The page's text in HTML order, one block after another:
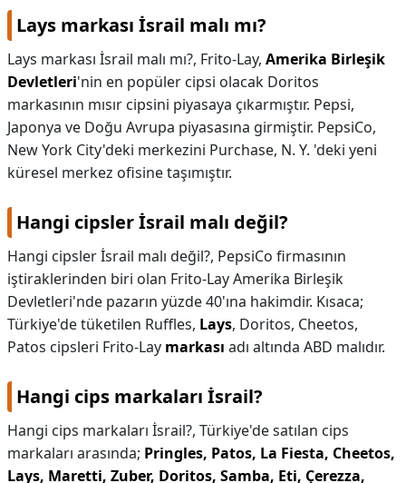
Lays markası İsrail malı mı?
Lays markası İsrail malı mı?, Frito-Lay, Amerika Birleşik
Devletleri'nin en popüler cipsi olacak Doritos
markasının mısır cipsini piyasaya çıkarmıştır. Pepsi,
Japonya ve Doğu Avrupa piyasasına girmiştir. PepsiCo,
New York City'deki merkezini Purchase, N. Y. 'deki yeni
küresel merkez ofisine taşımıştır.
Hangi cipsler İsrail malı değil?
Hangi cipsler İsrail malı değil?, PepsiCo firmasının
iştiraklerinden biri olan Frito-Lay Amerika Birleşik
Devletleri'nde pazarın yüzde 40'ına hakimdir. Kısaca;
Türkiye'de tüketilen Ruffles, Lays, Doritos, Cheetos,
Patos cipsleri Frito-Lay markası adı altında ABD malıdır.
Hangi cips markaları İsrail?
Hangi cips markaları İsrail?, Türkiye'de satılan cips
markaları arasında; Pringles, Patos, La Fiesta, Cheetos,
Lays, Maretti, Zuber, Doritos, Samba, Eti, Çerezza,